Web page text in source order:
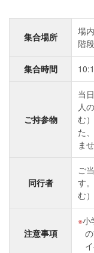
集合場所
場
階
集合時間
ご持参物
当
人
む
た
ま
同行者
ご
す
む
注意事項
小